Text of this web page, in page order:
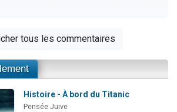
tous les commentaires
Histoire - À bord du Titanic
Pensée Juive